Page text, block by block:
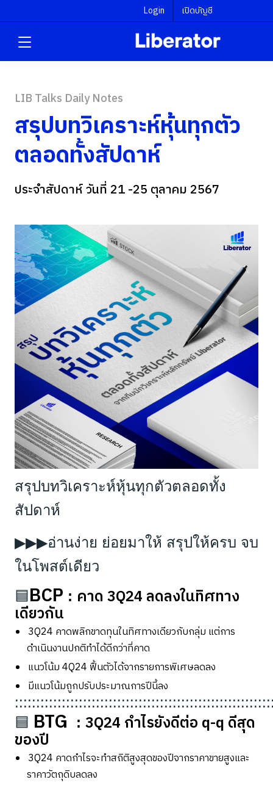
Login เปิดบัญชี
LIB Talks Daily Notes
สรุปบทวิเคราะห์หุ้นทุกตัว
ตลอดทั้งสัปดาห์
ประจำสัปดาห์ วันที่ 21 -25 ตุลาคม 2567
สรุปบทวิเคราะห์หุ้นทุกตัวตลอดทั้ง
สัปดาห์
▶▶▶อ่านง่าย ย่อยมาให้ สรุปให้ครบ จบ
ในโพสต์เดียว
🟦 BCP : คาด 3Q24 ลดลงในทิศทาง
เดียวกัน
3Q24 คาดพลิกขาดทุนในทิศทางเดียวกับกลุ่ม แต่การ
ดำเนินงานปกติทำได้ดีกว่าที่คาด
แนวโน้ม4Q24 ฟื้นตัวได้จากรายการพิเศษลดลง
มีแนวโน้มถูกปรับประมาณการปีนี้ลง
🟦 BTG : 3Q24 กำไรยังดีต่อ q-q ดีสุด
ของปี
3Q24 คาดกำไรจะทำสถิติสูงสุดของปีจากราคาขายสูงและ
ราคาวัตถุดิบลดลง